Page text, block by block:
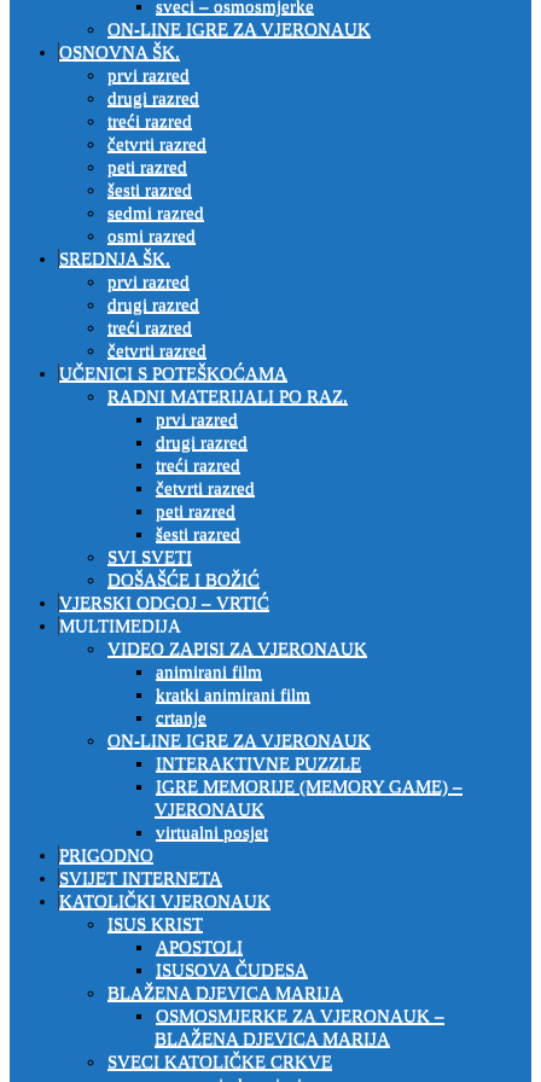
sveci – osmosmjerke
ON-LINE IGRE ZA VJERONAUK
OSNOVNA ŠK.
prvi razred
drugi razred
treći razred
četvrti razred
peti razred
šesti razred
sedmi razred
osmi razred
SREDNJA ŠK.
prvi razred
drugi razred
treći razred
četvrti razred
UČENICI S POTEŠKOĆAMA
RADNI MATERIJALI PO RAZ.
prvi razred
drugi razred
treći razred
četvrti razred
peti razred
šesti razred
SVI SVETI
DOŠAŠĆE I BOŽIĆ
VJERSKI ODGOJ – VRTIĆ
MULTIMEDIJA
VIDEO ZAPISI ZA VJERONAUK
animirani film
kratki animirani film
crtanje
ON-LINE IGRE ZA VJERONAUK
INTERAKTIVNE PUZZLE
IGRE MEMORIJE (MEMORY GAME) –
VJERONAUK
virtualni posjet
PRIGODNO
SVIJET INTERNETA
KATOLIČKI VJERONAUK
ISUS KRIST
APOSTOLI
ISUSOVA ČUDESA
BLAŽENA DJEVICA MARIJA
OSMOSMJERKE ZA VJERONAUK –
BLAŽENA DJEVICA MARIJA
SVECI KATOLIČKE CRKVE